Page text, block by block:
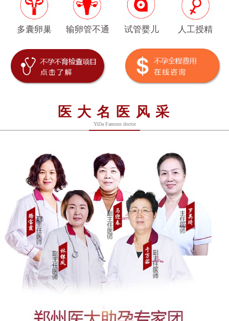
多囊卵巢 输卵管不通 试管婴儿 人工授精
医大名医风采
YiDa Famous doctor